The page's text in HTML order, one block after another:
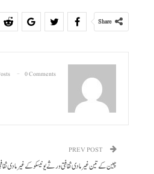
Share
0 Comments
چین کے تین غیرمادی ثقافتی ورثے یونیسکو کے غیرمادی